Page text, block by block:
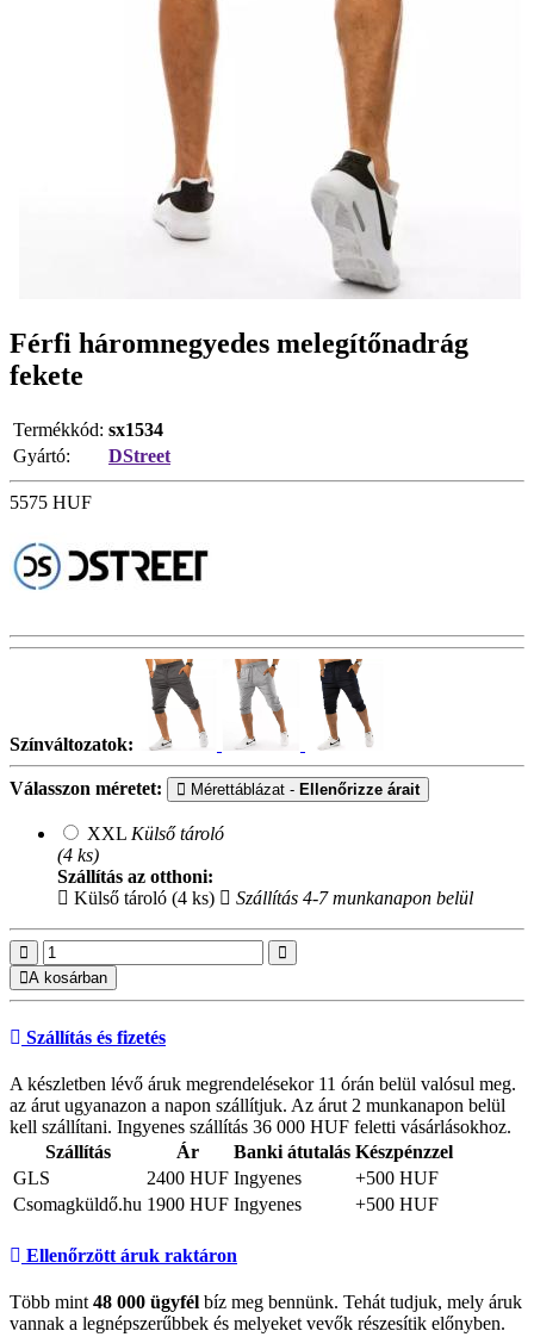
Férfi háromnegyedes melegítőnadrág
fekete
Termékkód: sx1534
Gyártó:
DStreet
5575 HUF
Színváltozatok:
Válasszon méretet: Mérettáblázat - Ellenőrizze árait
XXL Külső tároló
(4 ks)
Szállítás az otthoni:
Külső tároló (4 ks)
Szállítás 4-7 munkanapon belül
A kosárban
Szállítás és fizetés
A készletben lévő áruk megrendelésekor 11 órán belül valósul meg.
az árut ugyanazon a napon szállítjuk. Az árut 2 munkanapon belül
kell szállítani. Ingyenes szállítás 36 000 HUF feletti vásárlásokhoz.
Szállítás
Ár Banki átutalás Készpénzzel
GLS
2400 HUF Ingyenes
+500 HUF
Csomagküldő.hu 1900 HUF Ingyenes +500 HUF
Ellenőrzött áruk raktáron
Több mint 48 000 ügyfél bíz meg bennünk. Tehát tudjuk, mely áruk
vannak a legnépszerűbbek és melyeket vevők részesítik előnyben.